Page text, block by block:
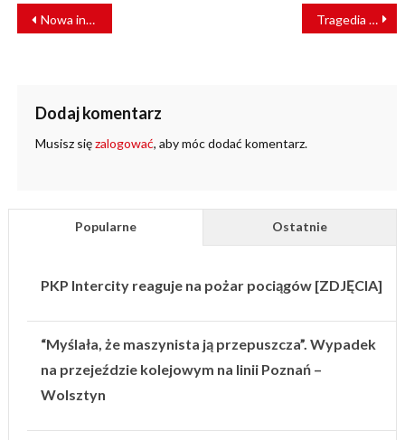
NAWIGACJA
WPISU
Nowa inwestycja na linii PKP LHS [FILM] Tragedia w Łańcucie. Kobieta wjechała pod pociąg techniczny
Dodaj komentarz
Musisz sięzalogować, aby móc dodać komentarz.
Popularne Ostatnie
PKP Intercity reaguje na pożar pociągów [ZDJĘCIA]
“Myślała, że maszynista ją przepuszcza”. Wypadek
na przejeździe kolejowym na linii Poznań –
Wolsztyn